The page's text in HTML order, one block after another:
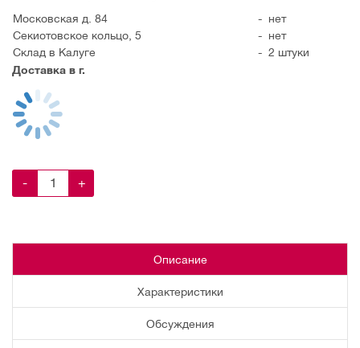
Московская д. 84
- нет
Секиотовское кольцо, 5
- нет
Склад в Калуге
- 2 штуки
Доставка в г.
- +
Описание
Характеристики
Обсуждения